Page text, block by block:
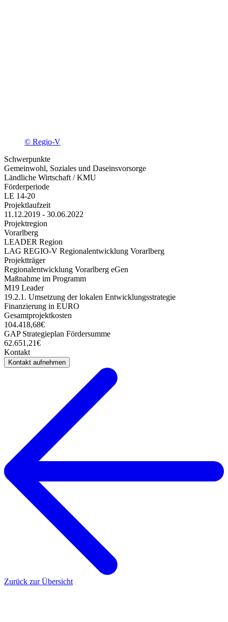
© Regio-V
Schwerpunkte
Gemeinwohl, Soziales und Daseinsvorsorge
Ländliche Wirtschaft / KMU
Förderperiode
LE 14-20
Projektlaufzeit
11.12.2019 - 30.06.2022
Projektregion
Vorarlberg
LEADER Region
LAG REGIO-V Regionalentwicklung Vorarlberg
Projektträger
Regionalentwicklung Vorarlberg eGen
Maßnahme im Programm
M19 Leader
19.2.1. Umsetzung der lokalen Entwicklungsstrategie
Finanzierung in EURO
Gesamtprojektkosten
104.418,68€
GAP Strategieplan Fördersumme
62.651,21€
Kontakt
Kontakt aufnehmen
Zurück zur Übersicht